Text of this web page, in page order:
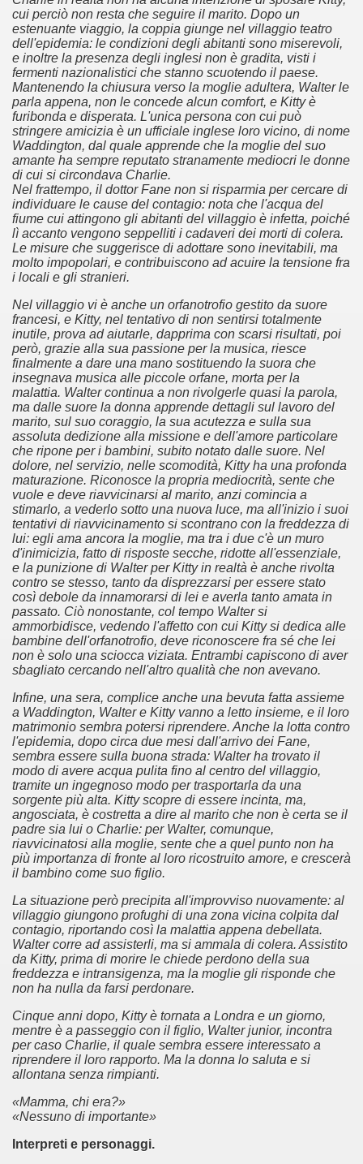
cui perciò non resta che seguire il marito. Dopo un
estenuante viaggio, la coppia giunge nel villaggio teatro
dell'epidemia: le condizioni degli abitanti sono miserevoli,
e inoltre la presenza degli inglesi non è gradita, visti i
fermenti nazionalistici che stanno scuotendo il paese.
Mantenendo la chiusura verso la moglie adultera, Walter le
parla appena, non le concede alcun comfort, e Kitty è
furibonda e disperata. L'unica persona con cui può
stringere amicizia è un ufficiale inglese loro vicino, di nome
Waddington, dal quale apprende che la moglie del suo
amante ha sempre reputato stranamente mediocri le donne
di cui si circondava Charlie.
Nel frattempo, il dottor Fane non si risparmia per cercare di
individuare le cause del contagio: nota che l'acqua del
fiume cui attingono gli abitanti del villaggio è infetta, poiché
lì accanto vengono seppelliti i cadaveri dei morti di colera.
Le misure che suggerisce di adottare sono inevitabili, ma
molto impopolari, e contribuiscono ad acuire la tensione fra
i locali e gli stranieri.
Nel villaggio vi è anche un orfanotrofio gestito da suore
francesi, e Kitty, nel tentativo di non sentirsi totalmente
inutile, prova ad aiutarle, dapprima con scarsi risultati, poi
però, grazie alla sua passione per la musica, riesce
finalmente a dare una mano sostituendo la suora che
insegnava musica alle piccole orfane, morta per la
malattia. Walter continua a non rivolgerle quasi la parola,
ma dalle suore la donna apprende dettagli sul lavoro del
marito, sul suo coraggio, la sua acutezza e sulla sua
assoluta dedizione alla missione e dell'amore particolare
che ripone per i bambini, subito notato dalle suore. Nel
dolore, nel servizio, nelle scomodità, Kitty ha una profonda
maturazione. Riconosce la propria mediocrità, sente che
vuole e deve riavvicinarsi al marito, anzi comincia a
stimarlo, a vederlo sotto una nuova luce, ma all'inizio i suoi
tentativi di riavvicinamento si scontrano con la freddezza di
lui: egli ama ancora la moglie, ma tra i due c'è un muro
d'inimicizia, fatto di risposte secche, ridotte all'essenziale,
e la punizione di Walter per Kitty in realtà è anche rivolta
contro se stesso, tanto da disprezzarsi per essere stato
così debole da innamorarsi di lei e averla tanto amata in
passato. Ciò nonostante, col tempo Walter si
ammorbidisce, vedendo l'affetto con cui Kitty si dedica alle
bambine dell'orfanotrofio, deve riconoscere fra sé che lei
non è solo una sciocca viziata. Entrambi capiscono di aver
sbagliato cercando nell'altro qualità che non avevano.
Infine, una sera, complice anche una bevuta fatta assieme
a Waddington, Walter e Kitty vanno a letto insieme, e il loro
matrimonio sembra potersi riprendere. Anche la lotta contro
l'epidemia, dopo circa due mesi dall'arrivo dei Fane,
sembra essere sulla buona strada: Walter ha trovato il
modo di avere acqua pulita fino al centro del villaggio,
tramite un ingegnoso modo per trasportarla da una
sorgente più alta. Kitty scopre di essere incinta, ma,
angosciata, è costretta a dire al marito che non è certa se il
padre sia lui o Charlie: per Walter, comunque,
riavvicinatosi alla moglie, sente che a quel punto non ha
più importanza di fronte al loro ricostruito amore, e crescerà
il bambino come suo figlio.
La situazione però precipita all'improvviso nuovamente: al
villaggio giungono profughi di una zona vicina colpita dal
contagio, riportando così la malattia appena debellata.
Walter corre ad assisterli, ma si ammala di colera. Assistito
da Kitty, prima di morire le chiede perdono della sua
freddezza e intransigenza, ma la moglie gli risponde che
non ha nulla da farsi perdonare.
Cinque anni dopo, Kitty è tornata a Londra e un giorno,
mentre è a passeggio con il figlio, Walter junior, incontra
per caso Charlie, il quale sembra essere interessato a
riprendere il loro rapporto. Ma la donna lo saluta e si
allontana senza rimpianti.
«Mamma, chi era?»
«Nessuno di importante»
Interpreti e personaggi.
Trilogia sulla morte
Se Ti Piacciono nel mese di Aprile 2014.
Se Ti Piacciono nel mese di Giugno 2014.